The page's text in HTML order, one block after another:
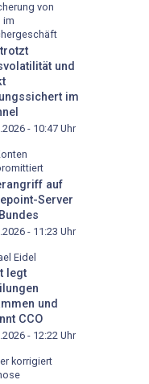
von
im
trotzt
und
im
- 10:47 Uhr
auf
Server
- 11:23 Uhr
Eidel
legt
und
CCO
- 12:22 Uhr
korrigiert